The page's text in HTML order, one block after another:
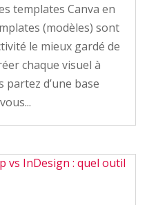
templates Canva en
(modèles) sont
le mieux gardé de
chaque visuel à
d’une base